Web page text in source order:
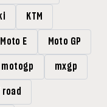
KTM
Moto E Moto GP
motogp mxgp
road